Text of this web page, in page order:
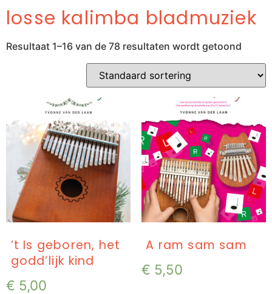
losse kalimba bladmuziek
Resultaat 1–16 van de 78 resultaten wordt getoond
’t Is geboren, het
godd’lijk kind
€ 5,00
A ram sam sam
€ 5,50